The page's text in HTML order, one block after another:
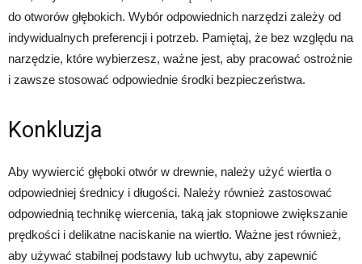
do otworów głębokich. Wybór odpowiednich narzędzi zależy od
indywidualnych preferencji i potrzeb. Pamiętaj, że bez względu na
narzędzie, które wybierzesz, ważne jest, aby pracować ostrożnie
i zawsze stosować odpowiednie środki bezpieczeństwa.
Konkluzja
Aby wywiercić głęboki otwór w drewnie, należy użyć wiertła o
odpowiedniej średnicy i długości. Należy również zastosować
odpowiednią technikę wiercenia, taką jak stopniowe zwiększanie
prędkości i delikatne naciskanie na wiertło. Ważne jest również,
aby używać stabilnej podstawy lub uchwytu, aby zapewnić